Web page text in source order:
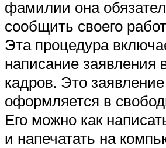
фамилии она
сообщить своего
Эта процедура
написание заявления
кадров. Это заявление
оформляется в
Его можно как
и напечатать на